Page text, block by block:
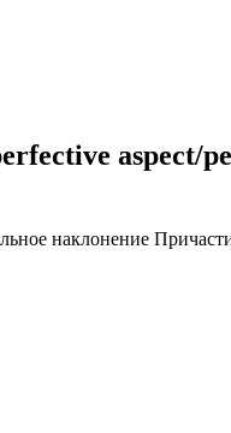
aspect/
наклонение